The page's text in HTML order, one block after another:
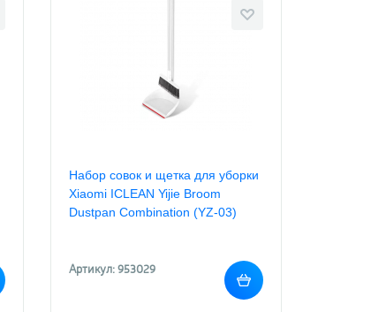
Набор совок и щетка для уборки
Xiaomi ICLEAN Yijie Broom
Dustpan Combination (YZ-03)
Артикул: 953029